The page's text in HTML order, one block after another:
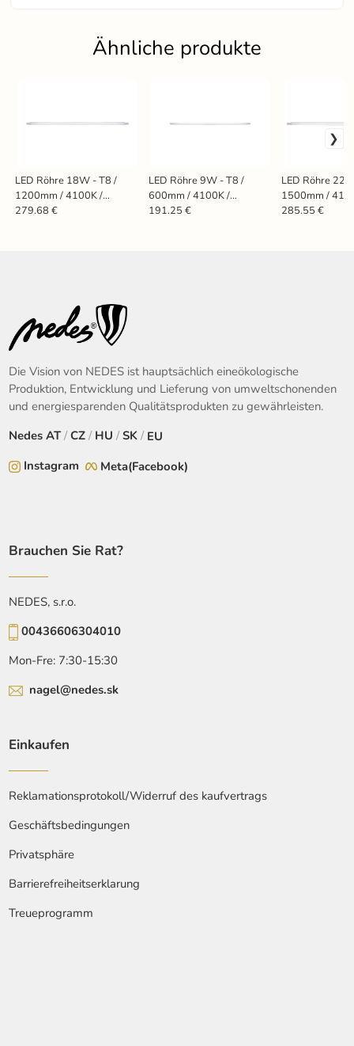
Ähnliche produkte
LED Röhre 18W - T8 /
1200mm / 4100K /
2700Lm, 25stc - TLS322
279.68 €
LED Röhre 9W - T8 /
600mm / 4100K /
1350Lm, 25stc - TLS321
191.25 €
LED Röhre
1500mm /
TLS223
285.55 €
Die Vision von NEDES ist hauptsächlich eineökologische
Produktion, Entwicklung und Lieferung von umweltschonenden
und energiesparenden Qualitätsprodukten zu gewährleisten.
NedesAT / CZ / HU / SK / EU
Instagram
Meta(Facebook)
Brauchen Sie Rat?
NEDES, s.r.o.
00436606304010
Mon-Fre: 7:30-15:30
nagel@nedes.sk
Einkaufen
Reklamationsprotokoll/Widerruf des kaufvertrags
Geschäftsbedingungen
Privatsphäre
Barrierefreiheitserklarung
Treueprogramm